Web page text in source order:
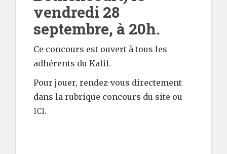
vendredi 28
septembre, à 20h.
Ce concours est ouvert à tous les
adhérents du Kalif.
Pour jouer, rendez-vous directement
dans la rubrique concours du site ou
ICI.